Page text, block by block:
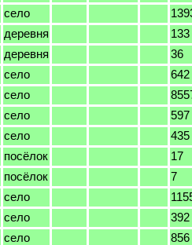
село
деревня
133
деревня
36
село
642
село
село
597
село
435
посёлок
17
посёлок
7
село
село
392
село
856